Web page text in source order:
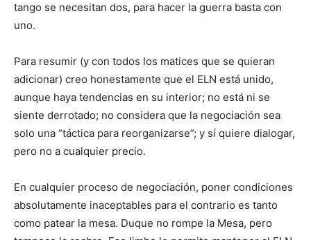
tango se necesitan dos, para hacer la guerra basta con
uno.
Para resumir (y con todos los matices que se quieran
adicionar) creo honestamente que el ELN está unido,
aunque haya tendencias en su interior; no está ni se
siente derrotado; no considera que la negociación sea
solo una “táctica para reorganizarse”; y sí quiere dialogar,
pero no a cualquier precio.
En cualquier proceso de negociación, poner condiciones
absolutamente inaceptables para el contrario es tanto
como patear la mesa. Duque no rompe la Mesa, pero